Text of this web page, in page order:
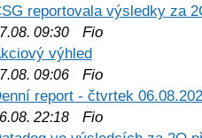
reportovala výsledky za
09:30 Fio
výhled
09:06 Fio
report - čtvrtek
22:18 Fio